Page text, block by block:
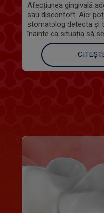
Afecțiunea gingivală
sau disconfort. Aici
stomatolog detecta și
înainte ca situația să